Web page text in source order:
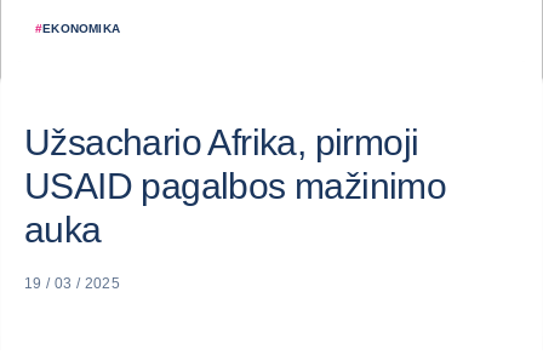
#EKONOMIKA
Užsachario Afrika, pirmoji
USAID pagalbos mažinimo
auka
19 / 03 / 2025